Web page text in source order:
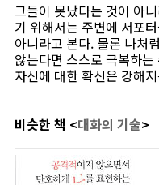
그들이 못났다는 것이 아
기 위해서는 주변에 서포
아니라고 본다. 물론 나처
않는다면 스스로 극복하
자신에 대한 확신은 강해
비슷한 책 <대화의 기술>